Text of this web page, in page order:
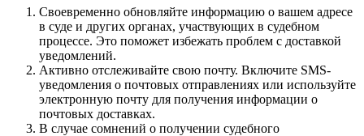
Своевременно обновляйте информацию о вашем адресе
в суде и других органах, участвующих в судебном
процессе. Это поможет избежать проблем с доставкой
уведомлений.
Активно отслеживайте свою почту. Включите SMS-
уведомления о почтовых отправлениях или используйте
электронную почту для получения информации о
почтовых доставках.
В случае сомнений о получении судебного